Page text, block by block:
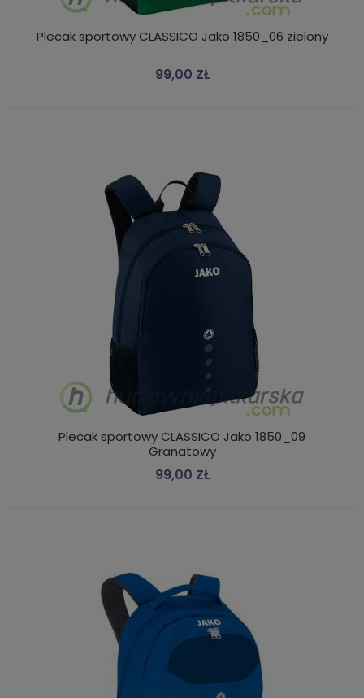
Plecak sportowy CLASSICO Jako 1850_06 zielony
99,00 ZŁ
Plecak sportowy CLASSICO Jako 1850_09
Granatowy
99,00 ZŁ